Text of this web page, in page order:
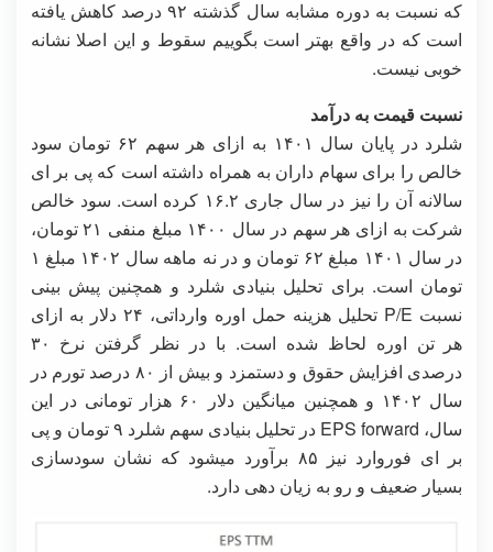
که نسبت به دوره مشابه سال گذشته ۹۲ درصد کاهش یافته
است که در واقع بهتر است بگوییم سقوط و این اصلا نشانه
خوبی نیست.
نسبت قیمت به درآمد
شلرد در پایان سال ۱۴۰۱ به ازای هر سهم ۶۲ تومان سود
خالص را برای سهام داران به همراه داشته است که پی بر ای
سالانه آن را نیز در سال جاری ۱۶.۲ کرده است. سود خالص
شرکت به ازای هر سهم در سال ۱۴۰۰ مبلغ منفی ۲۱ تومان،
در سال ۱۴۰۱ مبلغ ۶۲ تومان و در نه ماهه سال ۱۴۰۲ مبلغ ۱
تومان است. برای تحلیل بنیادی شلرد و همچنین پیش ‌بینی
نسبت P/E تحلیل هزینه حمل اوره وارداتی، ۲۴ دلار به ازای
هر تن اوره لحاظ شده است. با در نظر گرفتن نرخ ۳۰
درصدی افزایش حقوق و دستمزد و بیش از ۸۰ درصد تورم در
سال ۱۴۰۲ و همچنین میانگین دلار ۶۰ هزار تومانی در این
سال، EPS forward در تحلیل بنیادی سهم شلرد ۹ تومان و پی
بر ای فوروارد نیز ۸۵ برآورد میشود که نشان سودسازی
بسیار ضعیف و رو به زیان دهی دارد.